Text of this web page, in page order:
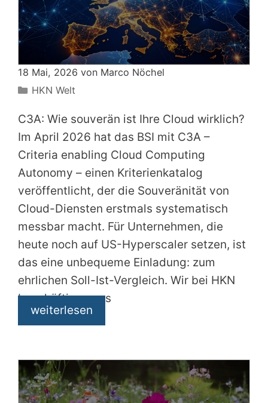
18 Mai, 2026 von Marco Nöchel
Kategorien
HKN Welt
C3A: Wie souverän ist Ihre Cloud wirklich?
Im April 2026 hat das BSI mit C3A –
Criteria enabling Cloud Computing
Autonomy – einen Kriterienkatalog
veröffentlicht, der die Souveränität von
Cloud-Diensten erstmals systematisch
messbar macht. Für Unternehmen, die
heute noch auf US-Hyperscaler setzen, ist
das eine unbequeme Einladung: zum
ehrlichen Soll-Ist-Vergleich. Wir bei HKN
beschäftigen uns
weiterlesen